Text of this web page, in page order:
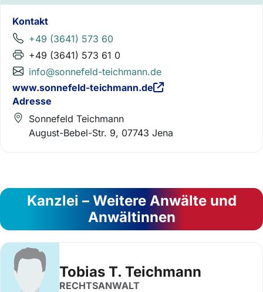
Kontakt
+49 (3641) 573 60
+49 (3641) 573 61 0
info@sonnefeld-teichmann.de
www.sonnefeld-teichmann.de
Adresse
Sonnefeld Teichmann
August-Bebel-Str. 9, 07743 Jena
Kanzlei – Weitere Anwälte und
Anwältinnen
Tobias T. Teichmann
RECHTSANWALT